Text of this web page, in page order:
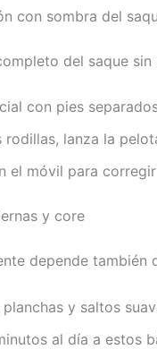
con sombra del
del saque
con pies
rodillas, lanza la
el móvil para
y core
depende también
planchas y saltos
al día a estos